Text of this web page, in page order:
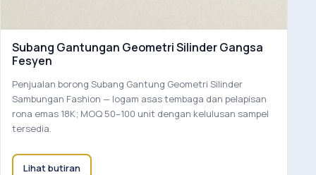
Subang Gantungan Geometri Silinder Gangsa
Fesyen
Penjualan borong Subang Gantung Geometri Silinder
Sambungan Fashion — logam asas tembaga dan pelapisan
rona emas 18K; MOQ 50–100 unit dengan kelulusan sampel
tersedia.
Lihat butiran